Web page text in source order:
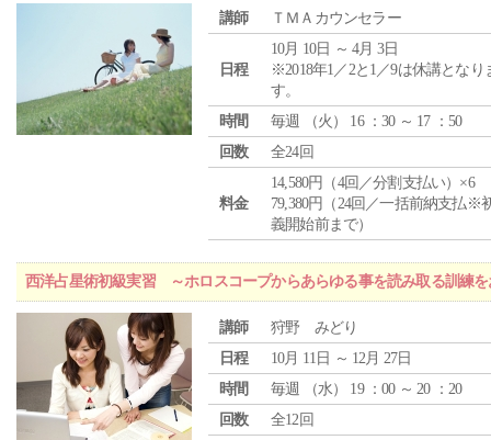
講師 ＴＭＡカウンセラー
日程
10月 10日 ～ 4月 3日
※2018年1／2と1／9は休講となり
す。
時間
毎週 （火 ） 16 ：30 ～ 17 ：50
回数
全24回
料金
14,580円（4回／分割支払い）×6
79,380円（24回／一括前納支払※
義開始前まで）
西洋占星術初級実習 ～ホロスコープからあらゆる事を読み取る訓練を
講師
狩野 みどり
日程
10月 11日 ～ 12月 27日
時間
毎週 （水） 19 ：00 ～ 20 ：20
回数
全12回